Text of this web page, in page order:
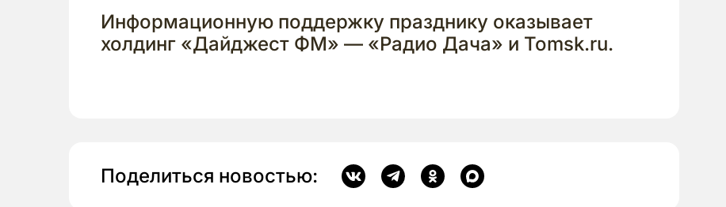
Информационную поддержку празднику оказывает
холдинг «Дайджест ФМ» — «Радио Дача» и Tomsk.ru.
Поделиться новостью: